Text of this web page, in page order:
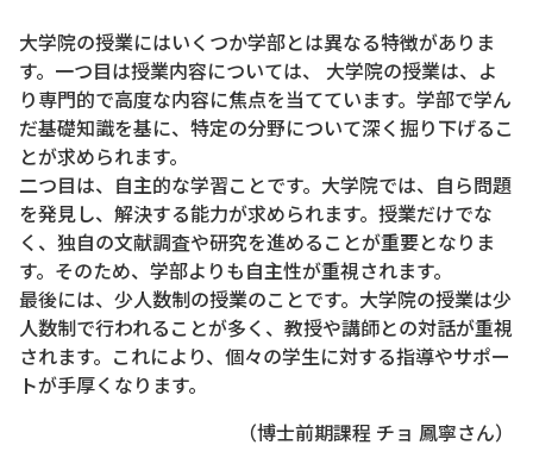
大学院の授業にはいくつか学部とは異なる特徴がありま
す。一つ目は授業内容については、 大学院の授業は、よ
り専門的で高度な内容に焦点を当てています。学部で学ん
だ基礎知識を基に、特定の分野について深く掘り下げるこ
とが求められます。
二つ目は、自主的な学習ことです。大学院では、自ら問題
を発見し、解決する能力が求められます。授業だけでな
く、独自の文献調査や研究を進めることが重要となりま
す。そのため、学部よりも自主性が重視されます。
最後には、少人数制の授業のことです。大学院の授業は少
人数制で行われることが多く、教授や講師との対話が重視
されます。これにより、個々の学生に対する指導やサポー
トが手厚くなります。
（博士前期課程 チョ 鳳寧さん）